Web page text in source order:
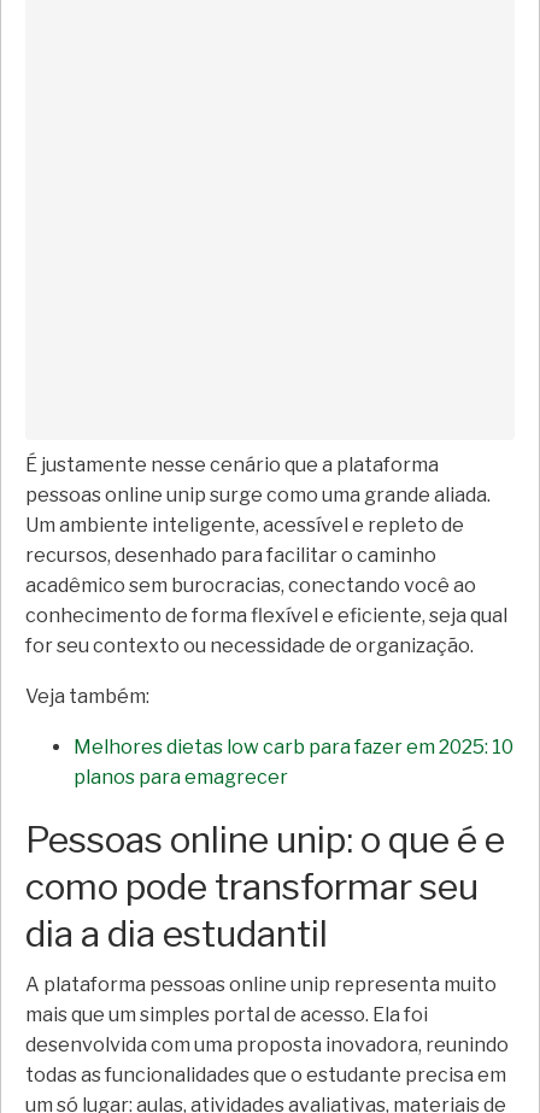
É justamente nesse cenário que a plataforma
pessoas online unip surge como uma grande aliada.
Um ambiente inteligente, acessível e repleto de
recursos, desenhado para facilitar o caminho
acadêmico sem burocracias, conectando você ao
conhecimento de forma flexível e eficiente, seja qual
for seu contexto ou necessidade de organização.
Veja também:
Melhores dietas low carb para fazer em 2025: 10
planos para emagrecer
Pessoas online unip: o que é e
como pode transformar seu
dia a dia estudantil
A plataforma pessoas online unip representa muito
mais que um simples portal de acesso. Ela foi
desenvolvida com uma proposta inovadora, reunindo
todas as funcionalidades que o estudante precisa em
um só lugar: aulas, atividades avaliativas, materiais de